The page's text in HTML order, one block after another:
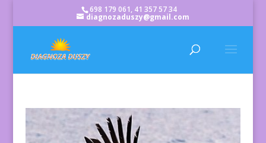
698 179 061, 41 357 57 34
diagnozaduszy@gmail.com